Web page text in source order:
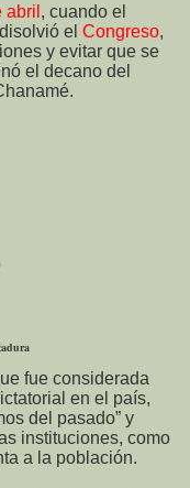
, cuando el
disolvió el Congreso,
y evitar que se
el decano del
fue considerada
en el país,
del pasado” y
instituciones, como
a la población.